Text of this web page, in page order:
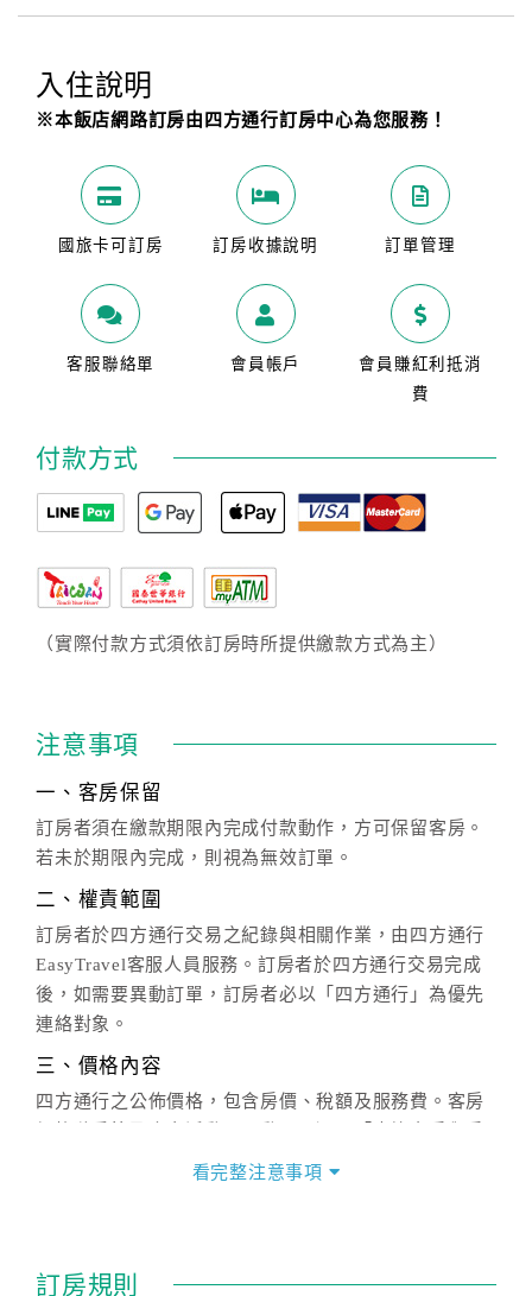
入住說明
※本飯店網路訂房由四方通行訂房中心為您服務！
國旅卡可訂房 訂房收據說明 訂單管理
客服聯絡單 會員帳戶
會員賺紅利抵消
費
付款方式
（實際付款方式須依訂房時所提供繳款方式為主）
注意事項
一、客房保留
訂房者須在繳款期限內完成付款動作，方可保留客房。
若未於期限內完成，則視為無效訂單。
二、權責範圍
訂房者於四方通行交易之紀錄與相關作業，由四方通行
EasyTravel客服人員服務。訂房者於四方通行交易完成
後，如需要異動訂單，訂房者必以「四方通行」為優先
連絡對象。
三、價格內容
四方通行之公佈價格，包含房價、稅額及服務費。客房
價」之當日價格為標準。
看完整注意事項
訂房規則